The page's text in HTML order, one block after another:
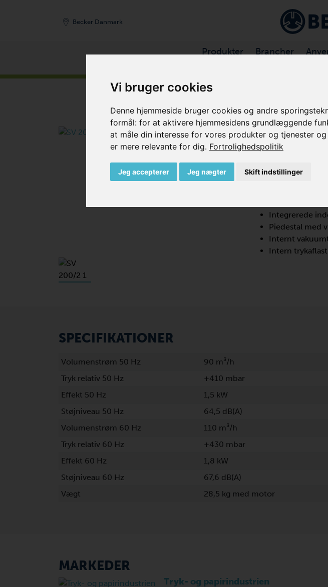
Vi bruger cookies
Denne hjemmeside bruger cookies og andre
formål: for at aktivere hjemmesidens grundlæggende
at måle din interesse for vores produkter og tjenester
er mere relevante for dig. Fortrolighedspolitik
Jeg accepterer Jeg nægter Skift indstillinger
Becker Danmark
Produkter Brancher
SV
SV 200/2 er en
sidekanalblæsere
Integrerede
Piedestal med
Internt
Intern
SPECIFIKATIONER
Volumenstrøm 50 Hz
90 m³/h
Tryk relativ 50 Hz
+410 mbar
Effekt 50 Hz
1,5 kW
Støjniveau 50 Hz
64,5 dB(A)
Volumenstrøm 60 Hz
110 m³/h
Tryk relativ 60 Hz
+430 mbar
Effekt 60 Hz
1,8 kW
Støjniveau 60 Hz
67,6 dB(A)
Vægt
28,5 kg med motor
MARKEDER
Tryk- og papirindustrien